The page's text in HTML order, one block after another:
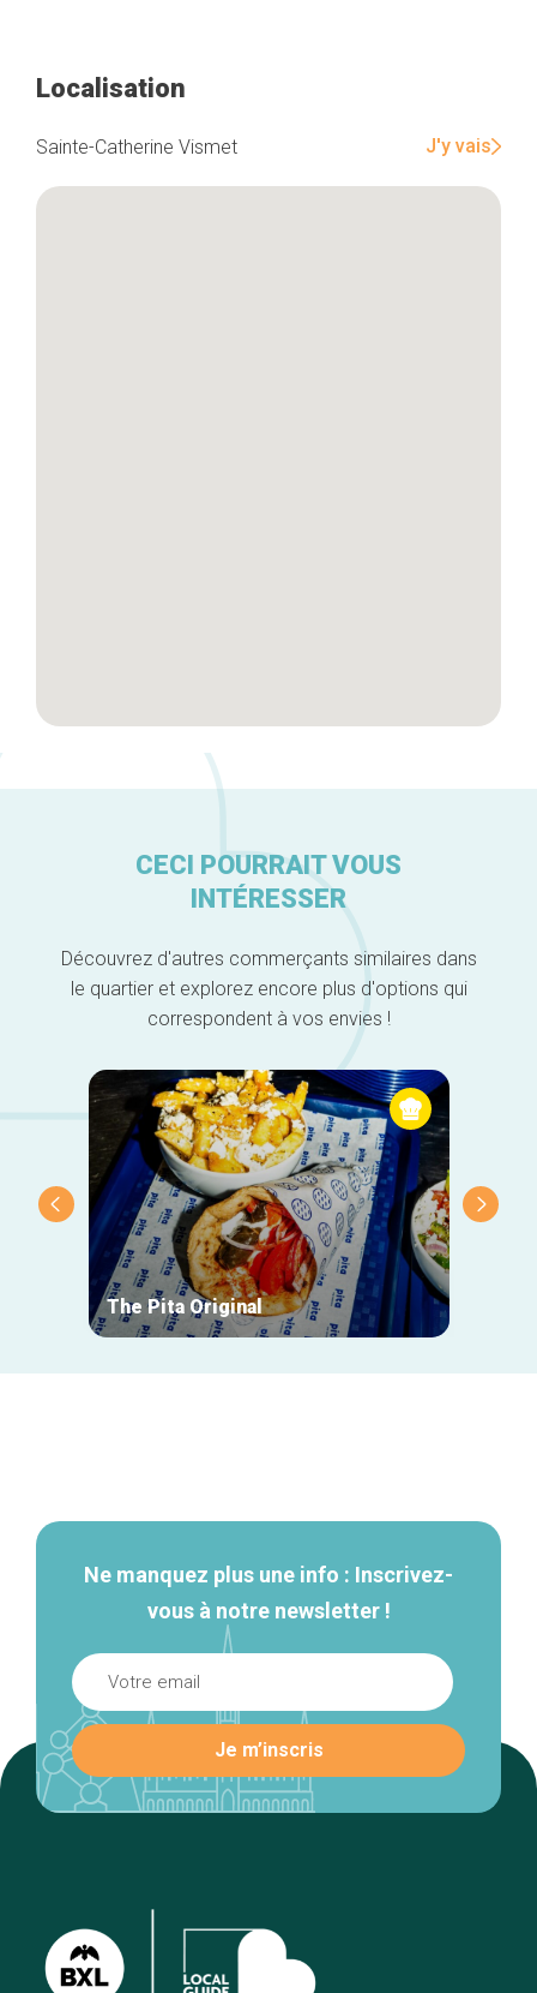
Localisation
Sainte-Catherine Vismet J'y vais
CECI POURRAIT VOUS
INTÉRESSER
Découvrez d'autres commerçants similaires dans
le quartier et explorez encore plus d'options qui
correspondent à vos envies !
The Pita Original
Ne manquez plus une info : Inscrivez-
vous à notre newsletter !